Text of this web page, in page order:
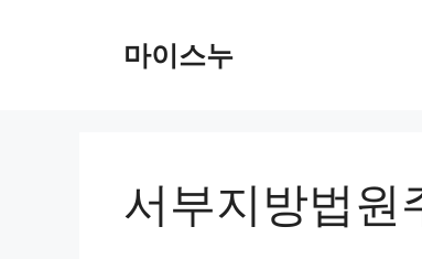
마이스누
서부지방법원